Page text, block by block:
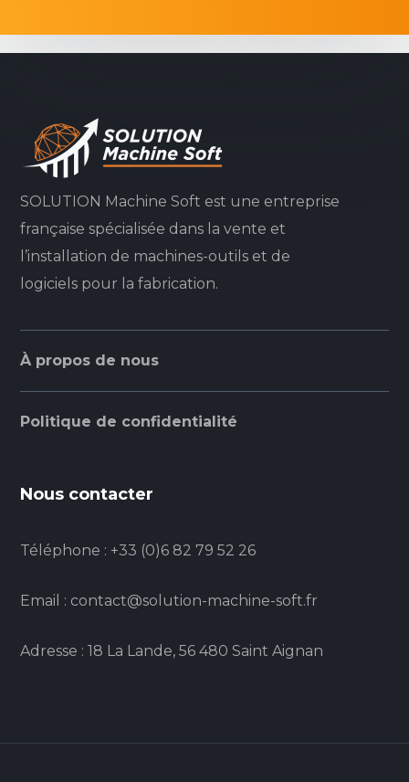
SOLUTION Machine Soft est une entreprise
française spécialisée dans la vente et
l’installation de machines-outils et de
logiciels pour la fabrication.
À propos de nous
Politique de confidentialité
Nous contacter
Téléphone : +33 (0)6 82 79 52 26
Email : contact@solution-machine-soft.fr
Adresse : 18 La Lande, 56 480 Saint Aignan